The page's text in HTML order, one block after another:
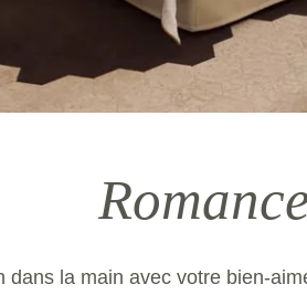
dans la main avec votre bien-